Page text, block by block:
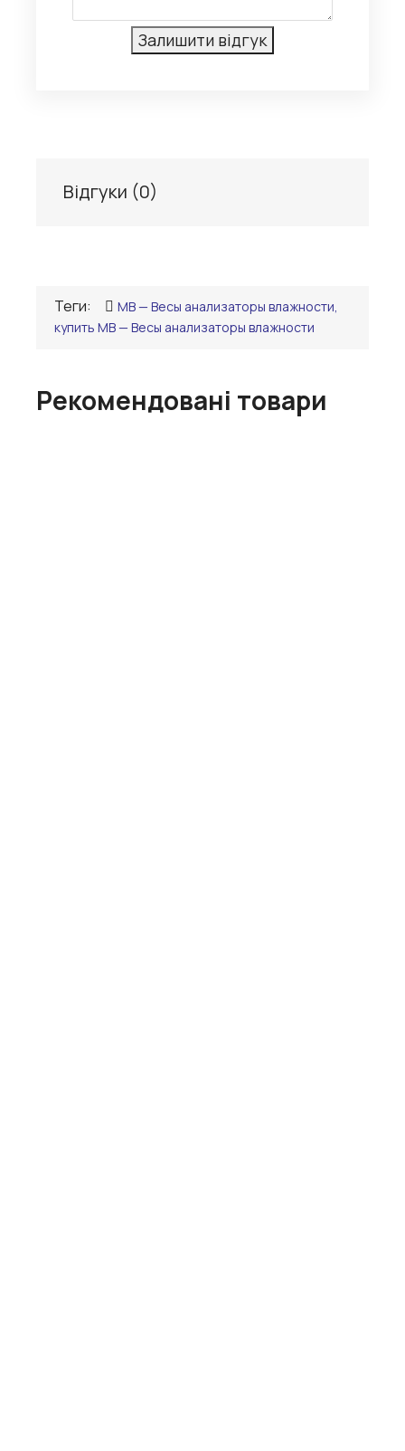
Відгуки (0)
Теги:
MB — Весы анализаторы влажности,
купить MB — Весы анализаторы влажности
Рекомендовані товари